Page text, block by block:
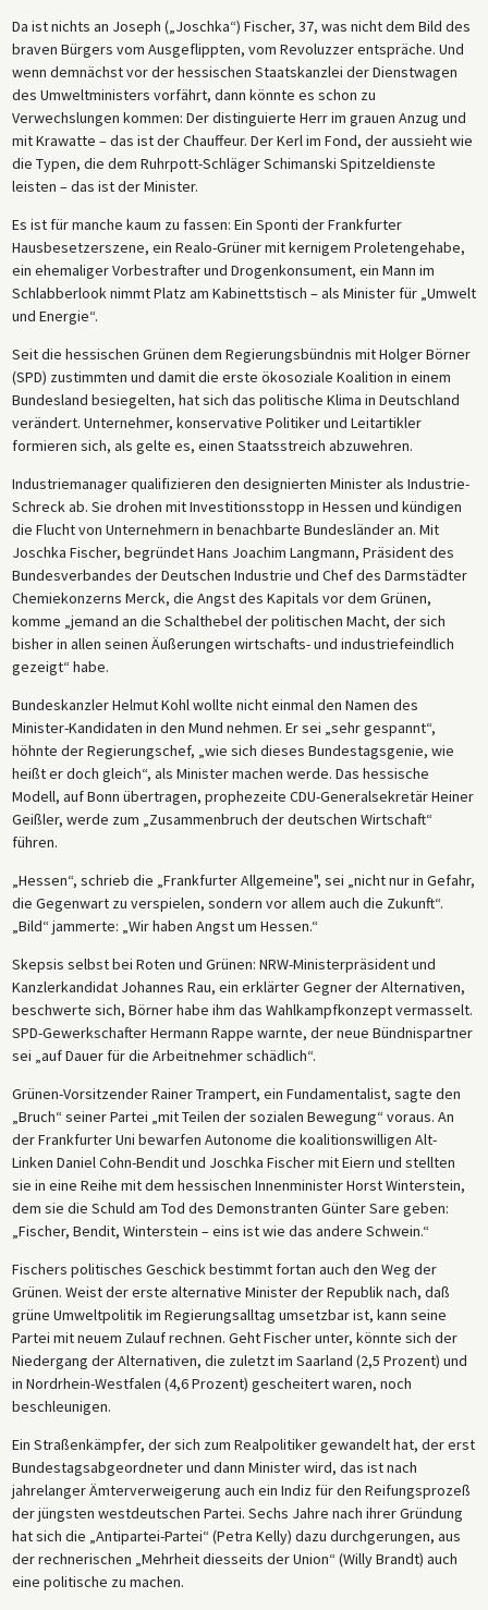
Da ist nichts an Joseph („Joschka“) Fischer, 37, was nicht dem Bild des
braven Bürgers vom Ausgeflippten, vom Revoluzzer entspräche. Und
wenn demnächst vor der hessischen Staatskanzlei der Dienstwagen
des Umweltministers vorfährt, dann könnte es schon zu
Verwechslungen kommen: Der distinguierte Herr im grauen Anzug und
mit Krawatte – das ist der Chauffeur. Der Kerl im Fond, der aussieht wie
die Typen, die dem Ruhrpott-Schläger Schimanski Spitzeldienste
leisten – das ist der Minister.
Es ist für manche kaum zu fassen: Ein Sponti der Frankfurter
Hausbesetzerszene, ein Realo-Grüner mit kernigem Proletengehabe,
ein ehemaliger Vorbestrafter und Drogenkonsument, ein Mann im
Schlabberlook nimmt Platz am Kabinettstisch – als Minister für „Umwelt
und Energie“.
Seit die hessischen Grünen dem Regierungsbündnis mit Holger Börner
(SPD) zustimmten und damit die erste ökosoziale Koalition in einem
Bundesland besiegelten, hat sich das politische Klima in Deutschland
verändert. Unternehmer, konservative Politiker und Leitartikler
formieren sich, als gelte es, einen Staatsstreich abzuwehren.
Industriemanager qualifizieren den designierten Minister als Industrie-
Schreck ab. Sie drohen mit Investitionsstopp in Hessen und kündigen
die Flucht von Unternehmern in benachbarte Bundesländer an. Mit
Joschka Fischer, begründet Hans Joachim Langmann, Präsident des
Bundesverbandes der Deutschen Industrie und Chef des Darmstädter
Chemiekonzerns Merck, die Angst des Kapitals vor dem Grünen,
komme „jemand an die Schalthebel der politischen Macht, der sich
bisher in allen seinen Äußerungen wirtschafts- und industriefeindlich
gezeigt“ habe.
Bundeskanzler Helmut Kohl wollte nicht einmal den Namen des
Minister-Kandidaten in den Mund nehmen. Er sei „sehr gespannt“,
höhnte der Regierungschef, „wie sich dieses Bundestagsgenie, wie
heißt er doch gleich“, als Minister machen werde. Das hessische
Modell, auf Bonn übertragen, prophezeite CDU-Generalsekretär Heiner
Geißler, werde zum „Zusammenbruch der deutschen Wirtschaft“
führen.
„Hessen“, schrieb die „Frankfurter Allgemeine", sei „nicht nur in Gefahr,
die Gegenwart zu verspielen, sondern vor allem auch die Zukunft“.
„Bild“ jammerte: „Wir haben Angst um Hessen.“
Skepsis selbst bei Roten und Grünen: NRW-Ministerpräsident und
Kanzlerkandidat Johannes Rau, ein erklärter Gegner der Alternativen,
beschwerte sich, Börner habe ihm das Wahlkampfkonzept vermasselt.
SPD-Gewerkschafter Hermann Rappe warnte, der neue Bündnispartner
sei „auf Dauer für die Arbeitnehmer schädlich“.
Grünen-Vorsitzender Rainer Trampert, ein Fundamentalist, sagte den
„Bruch“ seiner Partei „mit Teilen der sozialen Bewegung“ voraus. An
der Frankfurter Uni bewarfen Autonome die koalitionswilligen Alt-
Linken Daniel Cohn-Bendit und Joschka Fischer mit Eiern und stellten
sie in eine Reihe mit dem hessischen Innenminister Horst Winterstein,
dem sie die Schuld am Tod des Demonstranten Günter Sare geben:
„Fischer, Bendit, Winterstein – eins ist wie das andere Schwein.“
Fischers politisches Geschick bestimmt fortan auch den Weg der
Grünen. Weist der erste alternative Minister der Republik nach, daß
grüne Umweltpolitik im Regierungsalltag umsetzbar ist, kann seine
Partei mit neuem Zulauf rechnen. Geht Fischer unter, könnte sich der
Niedergang der Alternativen, die zuletzt im Saarland (2,5 Prozent) und
in Nordrhein-Westfalen (4,6 Prozent) gescheitert waren, noch
beschleunigen.
Ein Straßenkämpfer, der sich zum Realpolitiker gewandelt hat, der erst
Bundestagsabgeordneter und dann Minister wird, das ist nach
jahrelanger Ämterverweigerung auch ein Indiz für den Reifungsprozeß
der jüngsten westdeutschen Partei. Sechs Jahre nach ihrer Gründung
hat sich die „Antipartei-Partei“ (Petra Kelly) dazu durchgerungen, aus
der rechnerischen „Mehrheit diesseits der Union“ (Willy Brandt) auch
eine politische zu machen.